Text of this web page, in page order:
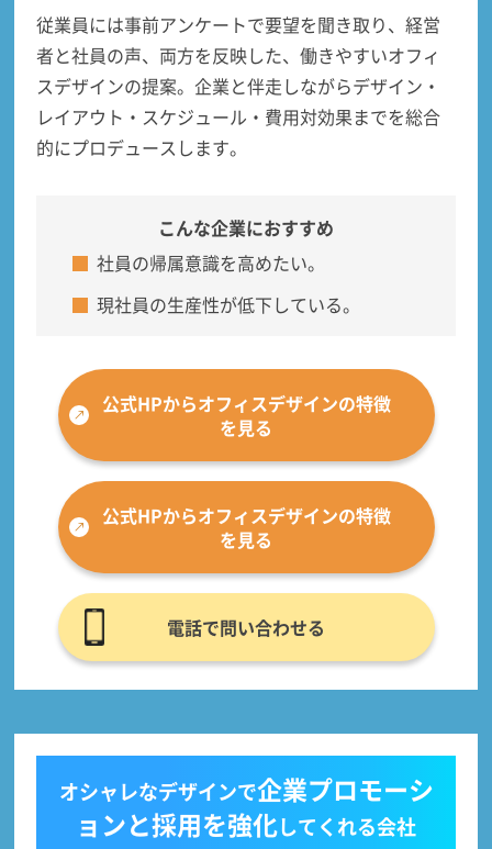
従業員には事前アンケートで要望を聞き取り、経営
者と社員の声、両方を反映した、働きやすいオフィ
スデザインの提案。企業と伴走しながらデザイン・
レイアウト・スケジュール・費用対効果までを総合
的にプロデュースします。
こんな企業におすすめ
社員の帰属意識を高めたい。
現社員の生産性が低下している。
公式HPからオフィスデザインの特徴
を見る
公式HPからオフィスデザインの特徴
を見る
電話で問い合わせる
オシャレなデザインで企業プロモーシ
ョンと採用を強化してくれる会社